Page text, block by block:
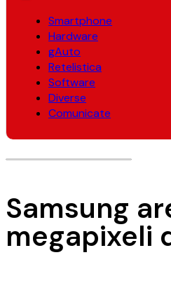
Smartphone
Hardware
gAuto
Retelistica
Software
Diverse
Comunicate
Samsung
megapixeli